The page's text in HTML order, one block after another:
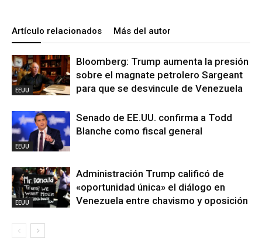
Artículo relacionados Más del autor
EEUU
Bloomberg: Trump aumenta la presión
sobre el magnate petrolero Sargeant
para que se desvincule de Venezuela
EEUU
Senado de EE.UU. confirma a Todd
Blanche como fiscal general
EEUU
Administración Trump calificó de
«oportunidad única» el diálogo en
Venezuela entre chavismo y oposición